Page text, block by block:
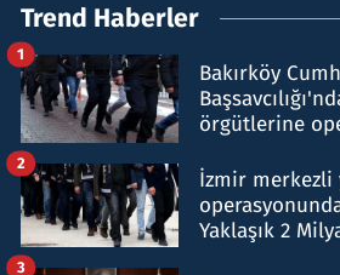
Trend Haberler
Bakırköy
örgütlerine
1
İzmir merkezli
Yaklaşık 2
2
3